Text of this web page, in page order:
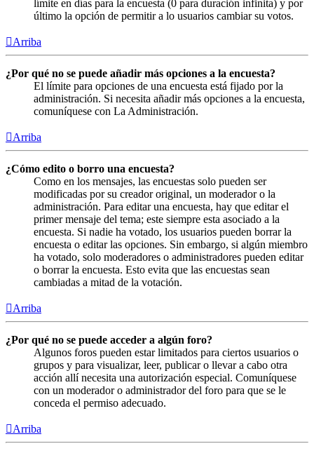
límite en días para la encuesta (0 para duración infinita) y por
último la opción de permitir a lo usuarios cambiar su votos.
Arriba
¿Por qué no se puede añadir más opciones a la encuesta?
El límite para opciones de una encuesta está fijado por la
administración. Si necesita añadir más opciones a la encuesta,
comuníquese con La Administración.
Arriba
¿Cómo edito o borro una encuesta?
Como en los mensajes, las encuestas solo pueden ser
modificadas por su creador original, un moderador o la
administración. Para editar una encuesta, hay que editar el
primer mensaje del tema; este siempre esta asociado a la
encuesta. Si nadie ha votado, los usuarios pueden borrar la
encuesta o editar las opciones. Sin embargo, si algún miembro
ha votado, solo moderadores o administradores pueden editar
o borrar la encuesta. Esto evita que las encuestas sean
cambiadas a mitad de la votación.
Arriba
¿Por qué no se puede acceder a algún foro?
Algunos foros pueden estar limitados para ciertos usuarios o
grupos y para visualizar, leer, publicar o llevar a cabo otra
acción allí necesita una autorización especial. Comuníquese
con un moderador o administrador del foro para que se le
conceda el permiso adecuado.
Arriba